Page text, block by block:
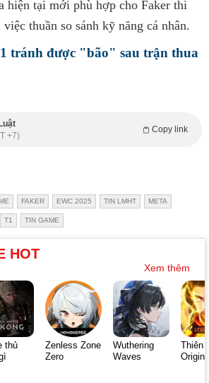
hiện tại mới phù hợp cho Faker thi
thuần so sánh kỹ năng cá nhân.
tránh được "bão" sau trận thua
Copy link
+7)
FAKER EWC 2025 TIN LMHT META
T1 TIN GAME
HOT
Xem thêm
thủ
Zenless Zone
Zero
Wuthering
Waves
Thiên
Origin